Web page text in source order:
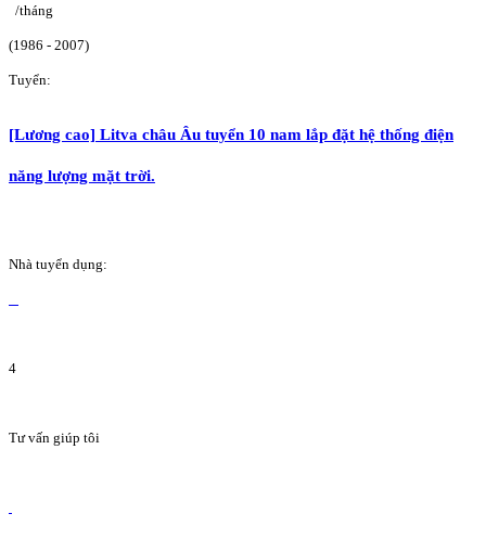
/tháng
(1986 - 2007)
Tuyển:
[Lương cao] Litva châu Âu tuyển 10 nam lắp đặt hệ thống điện
năng lượng mặt trời.
Nhà tuyển dụng:
4
Tư vấn giúp tôi